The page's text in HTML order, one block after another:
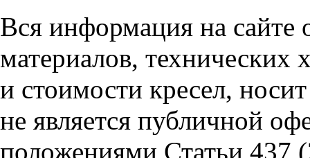
Вся информация на сайте
материалов, технических
и стоимости кресел,
не является публичной
положениями Статьи 437